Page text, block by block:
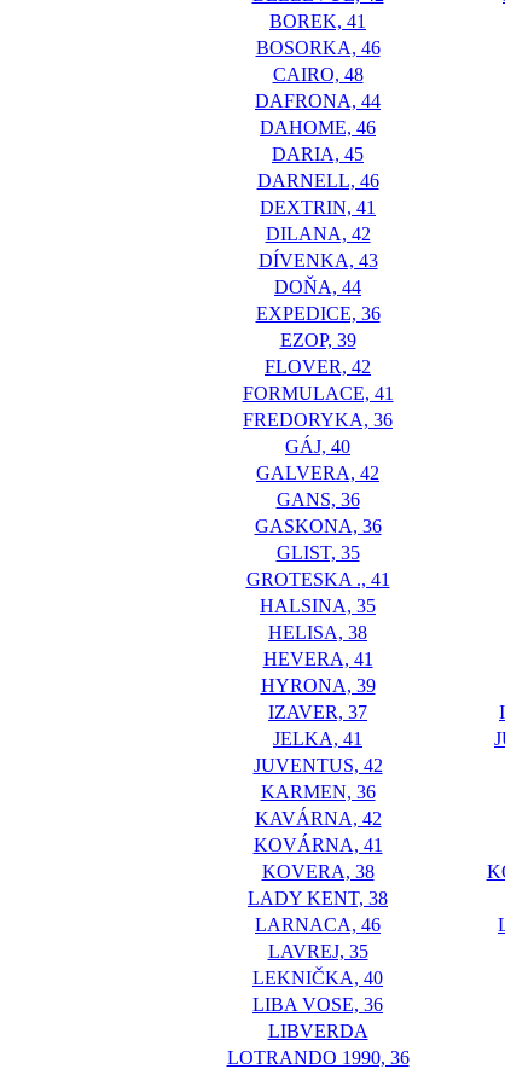
BOREK, 41
BOSORKA, 46
CAIRO, 48
DAFRONA, 44
DAHOME, 46
DARIA, 45
DARNELL, 46
DEXTRIN, 41
DILANA, 42
DÍVENKA, 43
DOŇA, 44
EXPEDICE, 36
EZOP, 39
FLOVER, 42
FORMULACE, 41
FREDORYKA, 36
GÁJ, 40
GALVERA, 42
GANS, 36
GASKONA, 36
GLIST, 35
GROTESKA ., 41
HALSINA, 35
HELISA, 38
HEVERA, 41
HYRONA, 39
IZAVER, 37
JELKA, 41
JUVENTUS, 42
KARMEN, 36
KAVÁRNA, 42
KOVÁRNA, 41
KOVERA, 38
LADY KENT, 38
LARNACA, 46
LAVREJ, 35
LEKNIČKA, 40
LIBA VOSE, 36
LIBVERDA
LOTRANDO 1990, 36